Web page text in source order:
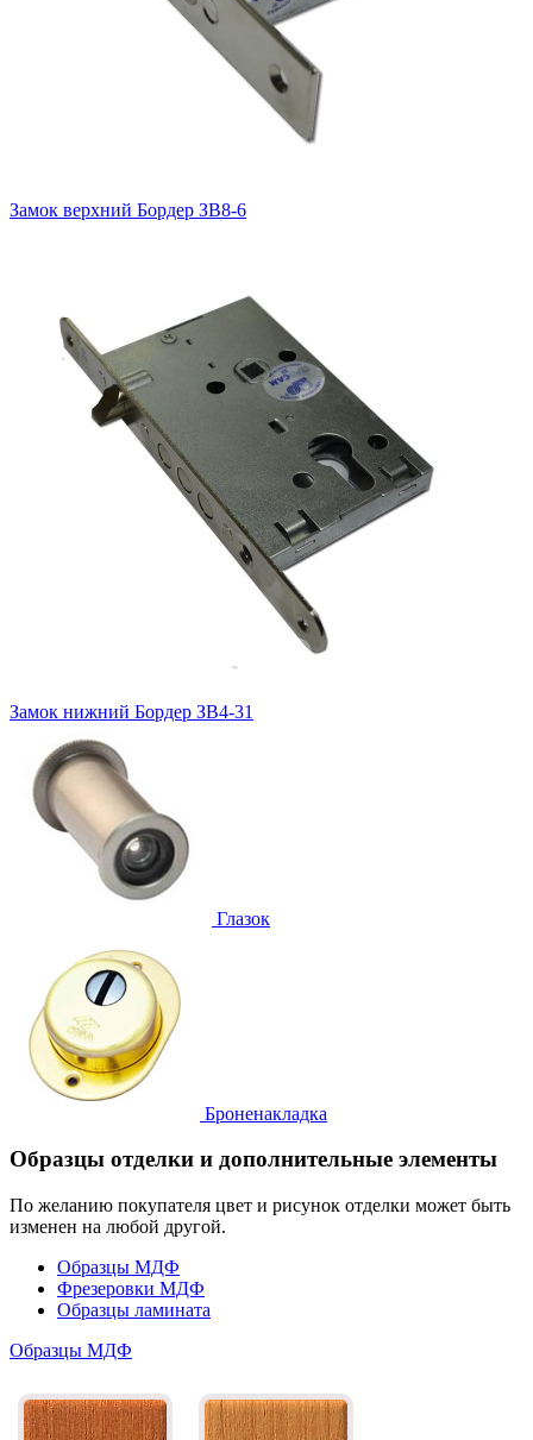
Замок верхний Бордер ЗВ8-6
Замок нижний Бордер ЗВ4-31
Глазок
Броненакладка
Образцы отделки и дополнительные элементы
По желанию покупателя цвет и рисунок отделки может быть
изменен на любой другой.
Образцы МДФ
Фрезеровки МДФ
Образцы ламината
Образцы МДФ